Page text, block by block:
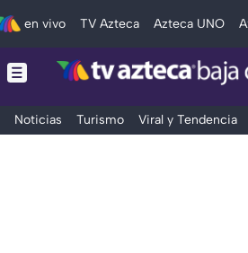
en vivo TV Azteca Azteca UNO
Noticias Turismo Viral y Tendencia